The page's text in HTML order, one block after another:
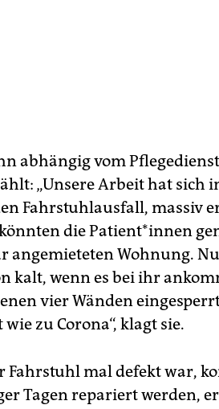
abhängig vom
„Unsere Arbeit hat sich
Fahrstuhlausfall, massiv
die Pa­ti­en­t*in­nen
angemieteten Wohnung.
kalt, wenn es bei ihr
vier Wänden
zu Corona“, klagt sie.
Fahrstuhl mal defekt war,
Tagen repariert werden,